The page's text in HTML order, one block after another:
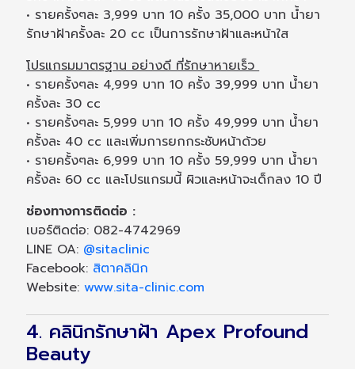
• รายครั้งๆละ 3,999 บาท 10 ครั้ง 35,000 บาท น้ำยา
รักษาฝ้าครั้งละ 20 cc เป็นการรักษาฝ้าและหน้าใส
โปรแกรมมาตรฐาน อย่างดี ที่รักษาหายเร็ว
• รายครั้งๆละ 4,999 บาท 10 ครั้ง 39,999 บาท น้ำยา
ครั้งละ 30 cc
• รายครั้งๆละ 5,999 บาท 10 ครั้ง 49,999 บาท น้ำยา
ครั้งละ 40 cc และเพิ่มการยกกระชับหน้าด้วย
• รายครั้งๆละ 6,999 บาท 10 ครั้ง 59,999 บาท น้ำยา
ครั้งละ 60 cc และโปรแกรมนี้ ผิวและหน้าจะเด็กลง 10 ปี
ช่องทางการติดต่อ :
เบอร์ติดต่อ: 082-4742969
LINE OA: @sitaclinic
Facebook: สิตาคลินิก
Website:www.sita-clinic.com
4. คลินิกรักษาฝ้า Apex Profound
Beauty